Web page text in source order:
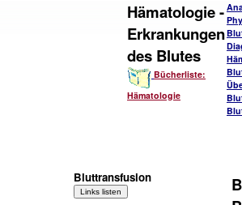
Hämatologie -
Erkrankungen
des Blutes
Bücherliste:
Hämatologie
Bluttransfusion